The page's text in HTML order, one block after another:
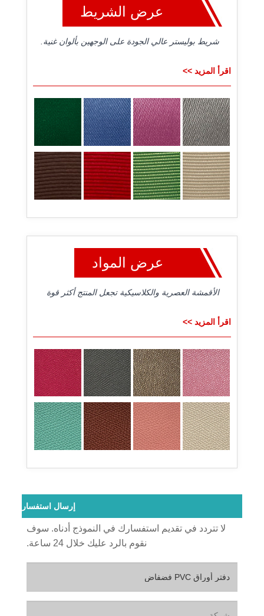
عرض الشريط
شريط بوليستر عالي الجودة على الوجهين بألوان غنية.
اقرأ المزيد >>
عرض المواد
الأقمشة العصرية والكلاسيكية تجعل المنتج أكثر قوة
اقرأ المزيد >>
إرسال استفسار
لا تتردد في تقديم استفسارك في النموذج أدناه. سوف
نقوم بالرد عليك خلال 24 ساعة.